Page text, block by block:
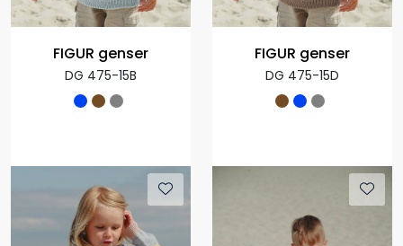
FIGUR genser
DG 475-15B
FIGUR genser
DG 475-15D